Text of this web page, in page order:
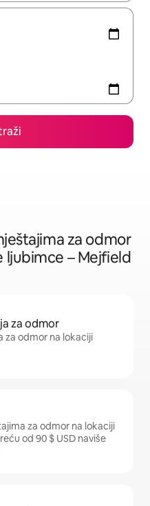
za odmor
ljubimce – Mejfield
za odmor
za odmor na lokaciji
za odmor na lokaciji
od 90 $ USD naviše